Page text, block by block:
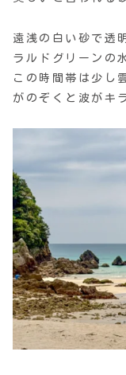
遠浅の白い砂で透
ラルドグリーンの
この時間帯は少し
がのぞくと波がキ